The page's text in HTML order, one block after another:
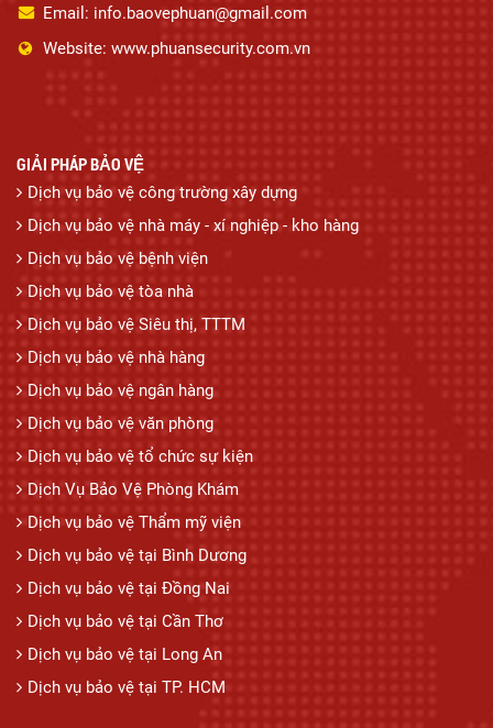
Email: info.baovephuan@gmail.com
Website: www.phuansecurity.com.vn
GIẢI PHÁP BẢO VỆ
Dịch vụ bảo vệ công trường xây dựng
Dịch vụ bảo vệ nhà máy - xí nghiệp - kho hàng
Dịch vụ bảo vệ bệnh viện
Dịch vụ bảo vệ tòa nhà
Dịch vụ bảo vệ Siêu thị, TTTM
Dịch vụ bảo vệ nhà hàng
Dịch vụ bảo vệ ngân hàng
Dịch vụ bảo vệ văn phòng
Dịch vụ bảo vệ tổ chức sự kiện
Dịch Vụ Bảo Vệ Phòng Khám
Dịch vụ bảo vệ Thẩm mỹ viện
Dịch vụ bảo vệ tại Bình Dương
Dịch vụ bảo vệ tại Đồng Nai
Dịch vụ bảo vệ tại Cần Thơ
Dịch vụ bảo vệ tại Long An
Dịch vụ bảo vệ tại TP. HCM